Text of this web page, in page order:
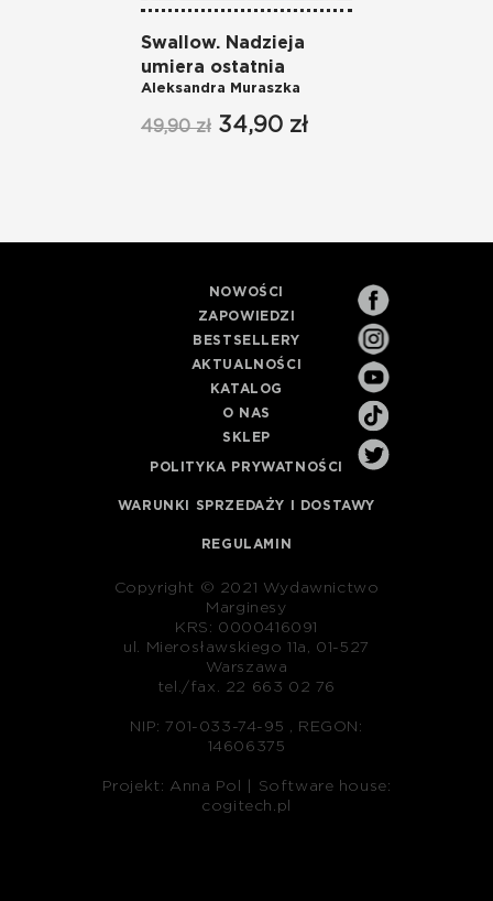
Swallow. Nadzieja
umiera ostatnia
Aleksandra Muraszka
49,90 zł 34,90 zł
NOWOŚCI
ZAPOWIEDZI
BESTSELLERY
AKTUALNOŚCI
KATALOG
O NAS
SKLEP
POLITYKA PRYWATNOŚCI
WARUNKI SPRZEDAŻY I DOSTAWY
REGULAMIN
Copyright © 2021 Wydawnictwo
Marginesy
KRS: 0000416091
ul. Mierosławskiego 11a, 01-527
Warszawa
tel./fax. 22 663 02 76
NIP: 701-033-74-95 , REGON:
14606375
Projekt: Anna Pol |
Software house:
cogitech.pl